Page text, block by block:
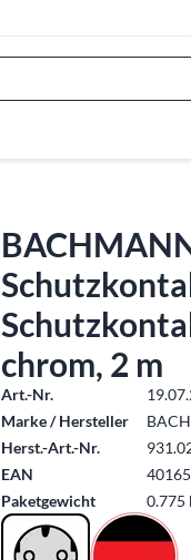
chrom, 2 m
Art.-Nr.
Marke / Hersteller
Herst.-Art.-Nr.
EAN
Paketgewicht
0.775